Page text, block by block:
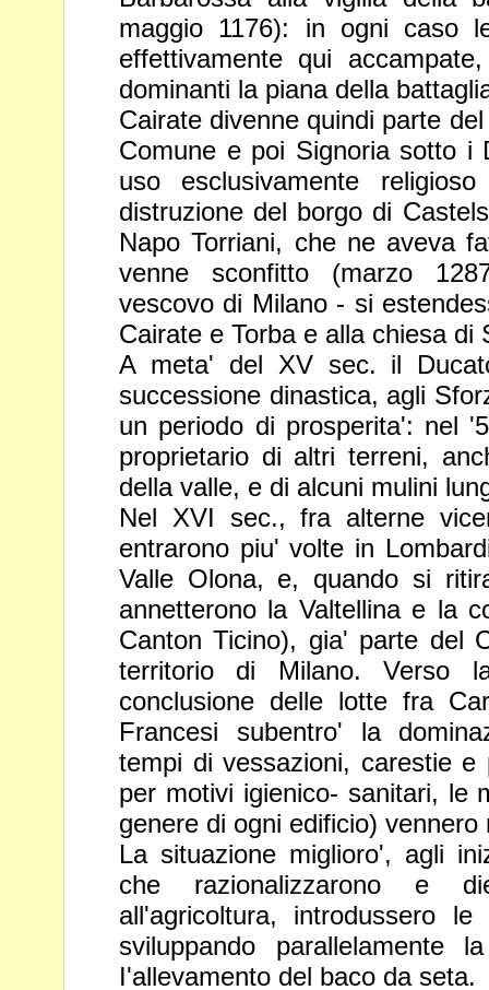
maggio 1176): in ogni caso
effettivamente qui
dominanti la piana della
Cairate divenne quindi parte
Comune e poi Signoria sotto i
uso esclusivamente
distruzione del borgo di
Napo Torriani, che ne aveva
venne sconfitto (marzo
vescovo di Milano - si
Cairate e Torba e alla chiesa di
A meta' del XV sec. il
successione dinastica, agli
un periodo di prosperita': nel
proprietario di altri terreni,
della valle, e di alcuni mulini
Nel XVI sec., fra alterne
entrarono piu'volte in
Valle Olona, e, quando si
annetterono la Valtellina e la
Canton Ticino), gia' parte del
territorio di Milano. Verso
conclusione delle lotte fra
Francesi subentro' la
tempi di vessazioni, carestie e
per motivi igienico- sanitari, le
genere di ogni edificio)
La situazione miglioro', agli
che razionalizzarono e
all'agricoltura, introdussero le
sviluppando parallelamente
I'allevamento del baco da seta.